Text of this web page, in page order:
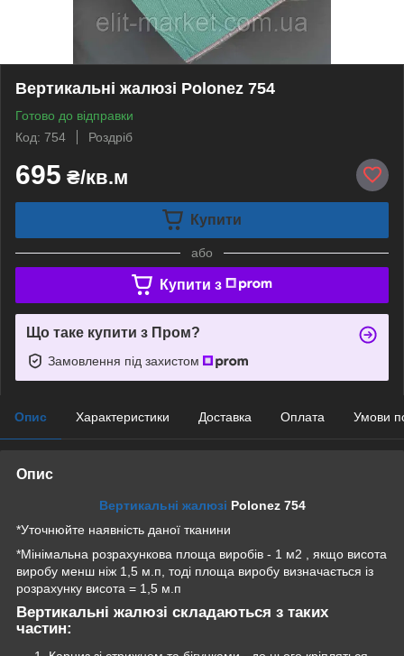
Вертикальні жалюзі Polonez 754
Готово до відправки
Код: 754
Роздріб
695 ₴/кв.м
Купити
або
Купити з
Що таке купити з Пром?
Замовлення під захистом
Опис Характеристики Доставка Оплата Умови
Опис
Вертикальні жалюзі Polonez 754
*Уточнюйте наявність даної тканини
*Мінімальна розрахункова площа виробів - 1 м2 , якщо висота
виробу менш ніж 1,5 м.п, тоді площа виробу визначається із
розрахунку висота = 1,5 м.п
Вертикальні жалюзі складаються з таких
частин: